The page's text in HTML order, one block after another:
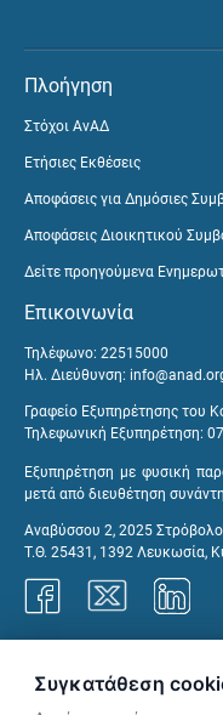
Πλοήγηση
Στόχοι ΑνΑΔ
Ετήσιες Εκθέσεις
Αποφάσεις για Δημόσιες
Αποφάσεις Διοικητικού
Δείτε προηγούμενα
Επικοινωνία
Τηλέφωνο: 22515000
Ηλ. Διεύθυνση:
Γραφείο Εξυπηρέτησης του
Τηλεφωνική Εξυπηρέτηση:
Εξυπηρέτηση με φυσική
μετά από διευθέτηση
Αναβύσσου 2, 2025
Τ.Θ. 25431, 1392 Λευκωσία,
Συγκατάθεση